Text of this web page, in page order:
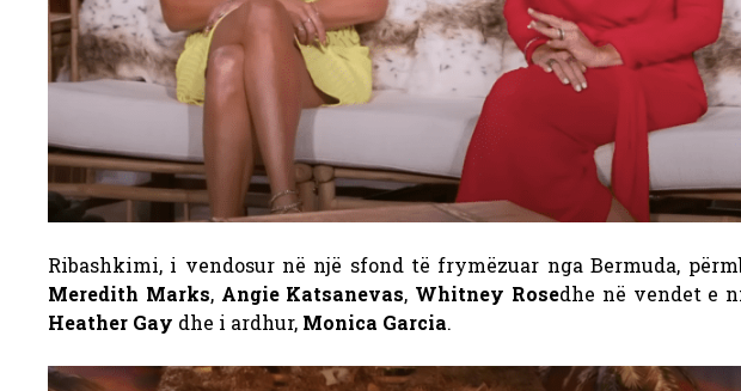
Ribashkimi, i vendosur në një sfond të frymëzuar nga Bermuda,
Meredith Marks, Angie Katsanevas, Whitney Rosedhe në vendet e
Heather Gay dhe i ardhur, Monica Garcia.